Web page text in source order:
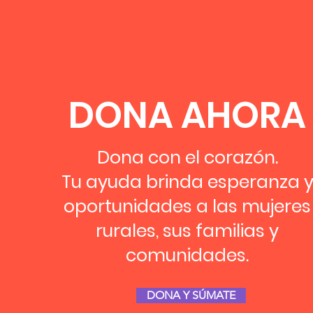
DONA AHORA
Dona con el corazón.
Tu ayuda brinda esperanza y
oportunidades a las mujeres
rurales, sus familias y
comunidades.
DONA Y SÚMATE